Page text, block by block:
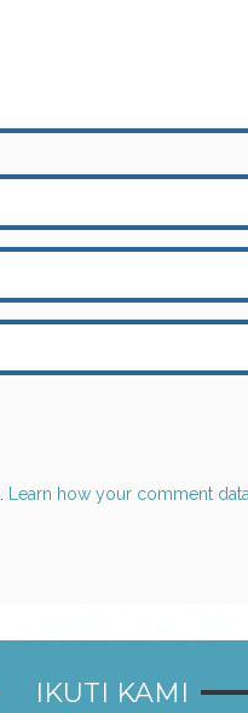
Learn how your comment
IKUTI KAMI